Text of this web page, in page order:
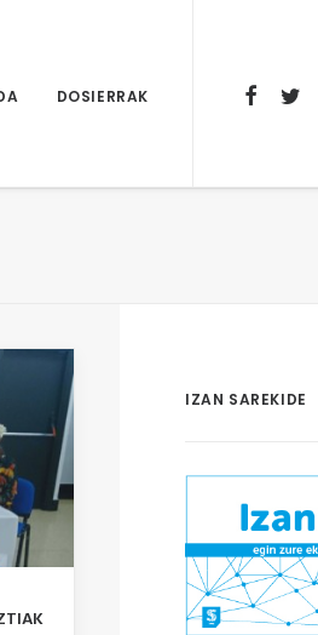
DOSIERRAK
IZAN SAREKIDE